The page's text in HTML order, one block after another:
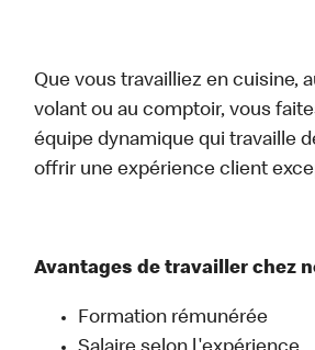
Que vous travailliez en cuisine,
volant ou au comptoir, vous
équipe dynamique qui travaille
offrir une expérience client
Avantages de travailler chez
Formation rémunérée